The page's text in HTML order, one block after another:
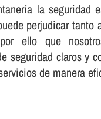
la seguridad
perjudicar tanto
ello que
seguridad claros y
de manera